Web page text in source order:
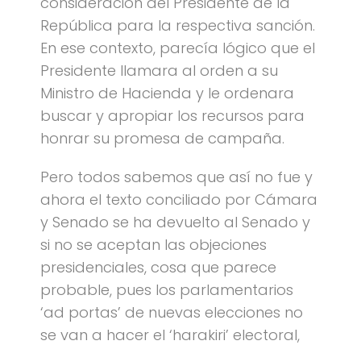
República para la respectiva sanción.
En ese contexto, parecía lógico que el
Presidente llamara al orden a su
Ministro de Hacienda y le ordenara
buscar y apropiar los recursos para
honrar su promesa de campaña.
Pero todos sabemos que así no fue y
ahora el texto conciliado por Cámara
y Senado se ha devuelto al Senado y
si no se aceptan las objeciones
presidenciales, cosa que parece
probable, pues los parlamentarios
‘ad portas’ de nuevas elecciones no
se van a hacer el ‘harakiri’ electoral,